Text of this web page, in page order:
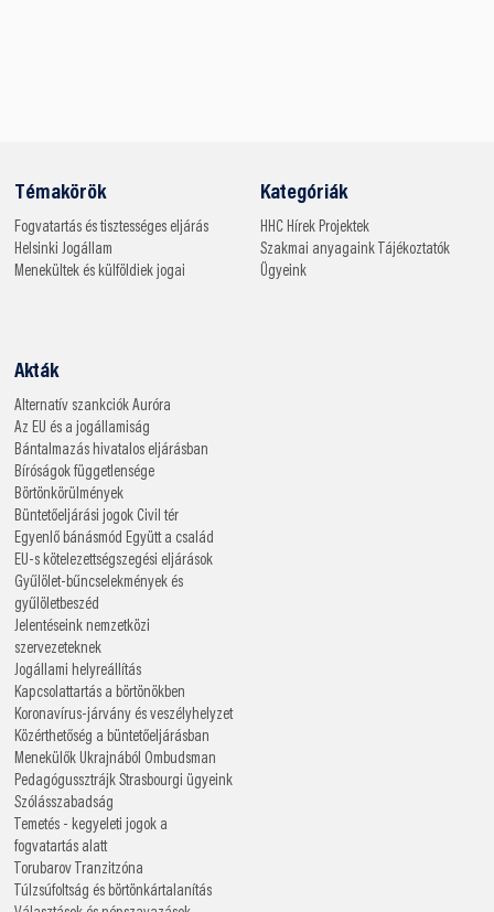
Témakörök
Fogvatartás és tisztességes eljárás
Helsinki Jogállam
Menekültek és külföldiek jogai
Kategóriák
HHC Hírek Projektek
Szakmai anyagaink Tájékoztatók
Ügyeink
Akták
Alternatív szankciók Auróra
Az EU és a jogállamiság
Bántalmazás hivatalos eljárásban
Bíróságok függetlensége
Börtönkörülmények
Büntetőeljárási jogok Civil tér
Egyenlő bánásmód Együtt a család
EU-s kötelezettségszegési eljárások
Gyűlölet-bűncselekmények és
gyűlöletbeszéd
Jelentéseink nemzetközi
szervezeteknek
Jogállami helyreállítás
Kapcsolattartás a börtönökben
Koronavírus-járvány és veszélyhelyzet
Közérthetőség a büntetőeljárásban
Menekülők Ukrajnából Ombudsman
Pedagógussztrájk Strasbourgi ügyeink
Szólásszabadság
Temetés - kegyeleti jogok a
fogvatartás alatt
Torubarov
Tranzitzóna
Túlzsúfoltság és börtönkártalanítás